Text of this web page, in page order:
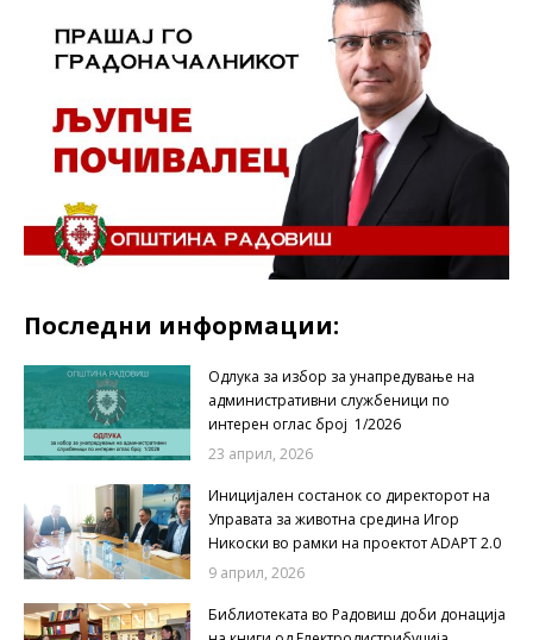
Последни информации:
Одлука за избор за унапредување на
административни службеници по
интерен оглас број 1/2026
23 април, 2026
Иницијален состанок со директорот на
Управата за животна средина Игор
Никоски во рамки на проектот ADAPT 2.0
9 април, 2026
Библиотеката во Радовиш доби донација